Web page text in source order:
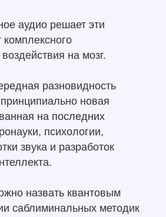
аудио решает эти
на мозг.
разновидность
новая
на последних
психологии,
звука и разработок
назвать квантовым
саблиминальных методик